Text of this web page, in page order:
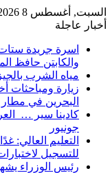
السبت, أغسطس 8 2026
أخبار عاجلة
اسرة جريدة
والكابتن حافظ
مياه الشرب
زيارة ومباحثات
البحرين في مطار
كادينا سير …
جونيور
التعليم العالي:
للتسجيل
رئيس الوزراء